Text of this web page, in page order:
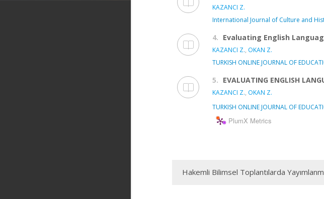
KAZANCI Z.
International Journal of Culture and
4. Evaluating English
KAZANCI Z., OKAN Z.
TURKISH ONLINE JOURNAL OF
5. EVALUATING ENGLISH
KAZANCI Z., OKAN Z.
TURKISH ONLINE JOURNAL OF
PlumX Metrics
Hakemli Bilimsel Toplantılarda